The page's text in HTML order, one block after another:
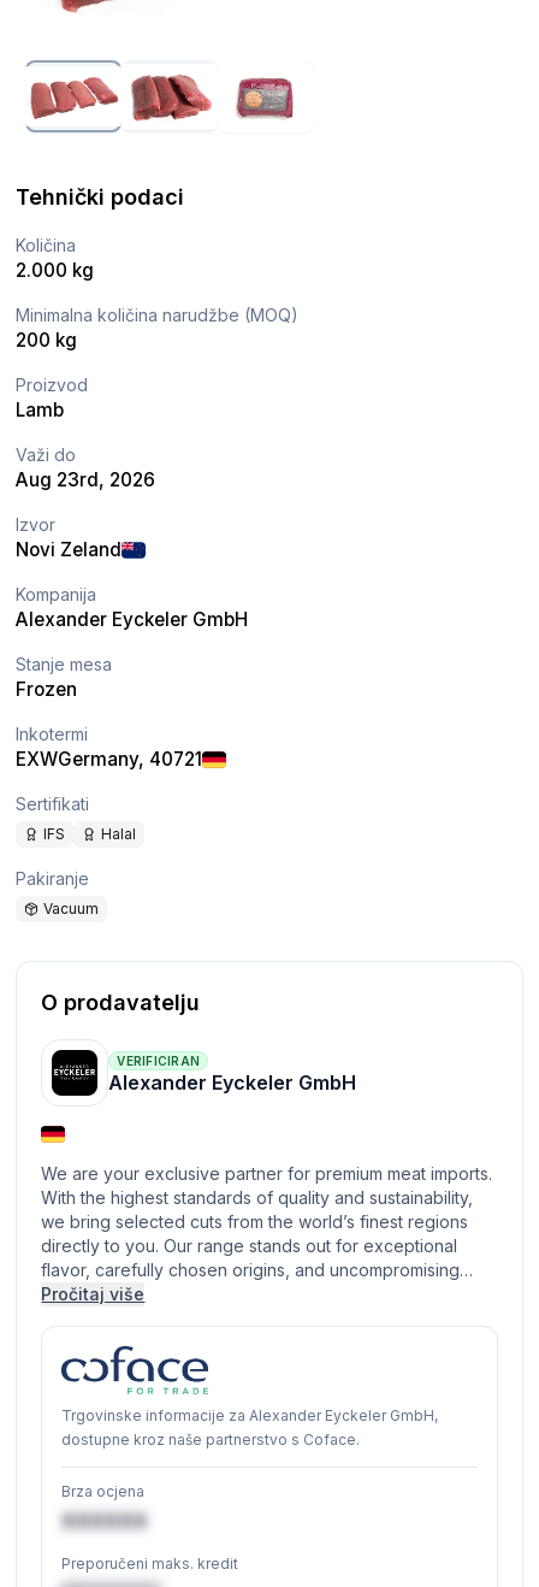
Tehnički podaci
Količina
2.000 kg
Minimalna količina narudžbe (MOQ)
200 kg
Proizvod
Lamb
Važi do
Aug 23rd, 2026
Izvor
Novi Zeland
Kompanija
Alexander Eyckeler GmbH
Stanje mesa
Frozen
Inkotermi
EXWGermany, 40721
Sertifikati
IFS Halal
Pakiranje
Vacuum
O prodavatelju
VERIFICIRAN
Alexander Eyckeler GmbH
We are your exclusive partner for premium meat imports.
With the highest standards of quality and sustainability,
we bring selected cuts from the world’s finest regions
directly to you. Our range stands out for exceptional
flavor, carefully chosen origins, and uncompromising…
Pročitaj više
Trgovinske informacije za Alexander Eyckeler GmbH,
dostupne kroz naše partnerstvo s Coface.
Brza ocjena
XXXXXX
Preporučeni maks. kredit